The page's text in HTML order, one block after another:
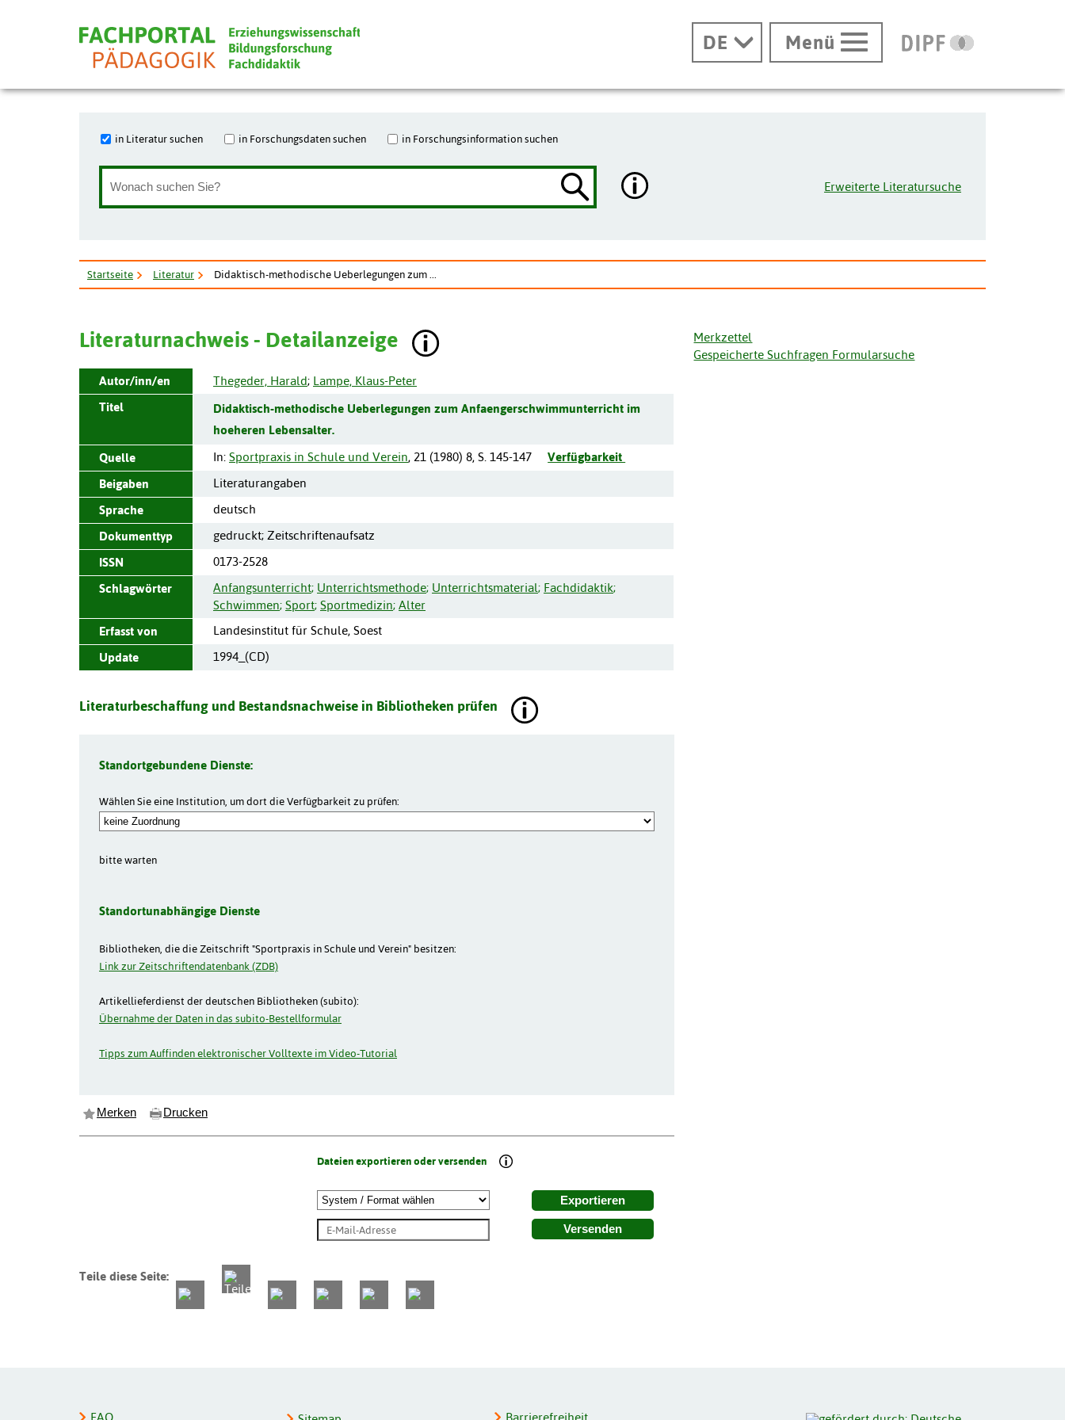
DE Menü
in Literatur suchen in Forschungsdaten suchen in Forschungsinformation suchen
Erweiterte Literatursuche
Startseite Literatur Didaktisch-methodische Ueberlegungen zum ...
Literaturnachweis - Detailanzeige
Merkzettel
Gespeicherte Suchfragen Formularsuche
Autor/inn/en
Thegeder, Harald; Lampe, Klaus-Peter
Titel
Didaktisch-methodische Ueberlegungen zum Anfaengerschwimmunterricht im
hoeheren Lebensalter.
Quelle In: Sportpraxis in Schule und Verein, 21 (1980) 8, S. 145-147
Verfügbarkeit
Beigaben
Literaturangaben
Sprache
deutsch
Dokumenttyp
gedruckt; Zeitschriftenaufsatz
ISSN
0173-2528
Schlagwörter
Anfangsunterricht; Unterrichtsmethode; Unterrichtsmaterial; Fachdidaktik;
Schwimmen; Sport; Sportmedizin; Alter
Erfasst von
Landesinstitut für Schule, Soest
Update
1994_(CD)
Literaturbeschaffung und Bestandsnachweise in Bibliotheken prüfen
Standortgebundene Dienste:
Wählen Sie eine Institution, um dort die Verfügbarkeit zu prüfen:
bitte warten
Standortunabhängige Dienste
Bibliotheken, die die Zeitschrift "Sportpraxis in Schule und Verein" besitzen:
Link zur Zeitschriftendatenbank (ZDB)
Artikellieferdienst der deutschen Bibliotheken (subito):
Übernahme der Daten in das subito-Bestellformular
Tipps zum Auffinden elektronischer Volltexte im Video-Tutorial
Merken Drucken
Dateien exportieren oder versenden
Exportieren
Versenden
Teile diese Seite:
FAQ Barrierefreiheit